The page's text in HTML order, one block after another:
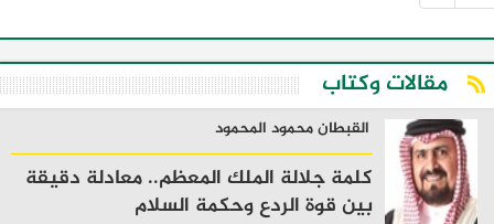
مقالات وكتاب
القبطان محمود المحمود
كلمة جلالة الملك المعظم.. معادلة دقيقة
بين قوة الردع وحكمة السلام